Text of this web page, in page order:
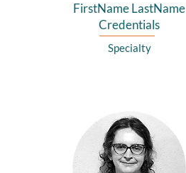
FirstName LastName
Credentials
Specialty